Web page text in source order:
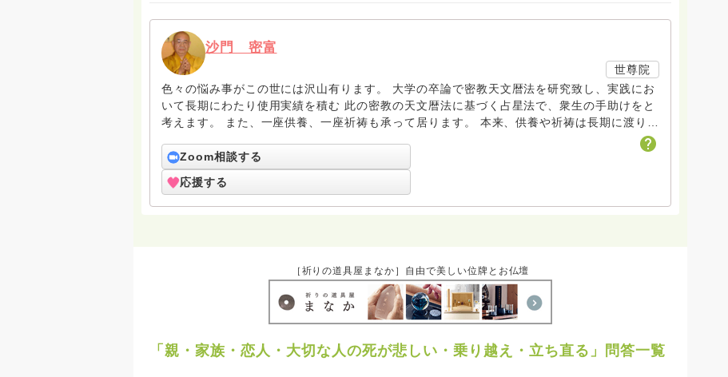
沙門 密富
世尊院
色々の悩み事がこの世には沢山有ります。 大学の卒論で密教天文暦法を研究致し、実践にお
いて長期にわたり使用実績を積む 此の密教の天文暦法に基づく占星法で、衆生の手助けをと
考えます。 また、一座供養、一座祈祷も承って居ります。 本来、供養や祈祷は長期に渡り此
れを継続的行うものですが、 一回のみの供養や祈祷を一座供養・一座祈祷として、此処にお
受けするものです。 なお、遠方のお方でも、承りますのでご遠慮なくお問い合わせ下さいま
せ。
Zoom相談する
応援する
［祈りの道具屋まなか］自由で美しい位牌とお仏壇
「親・家族・恋人・大切な人の死が悲しい・乗り越え・立ち直る」問答一覧